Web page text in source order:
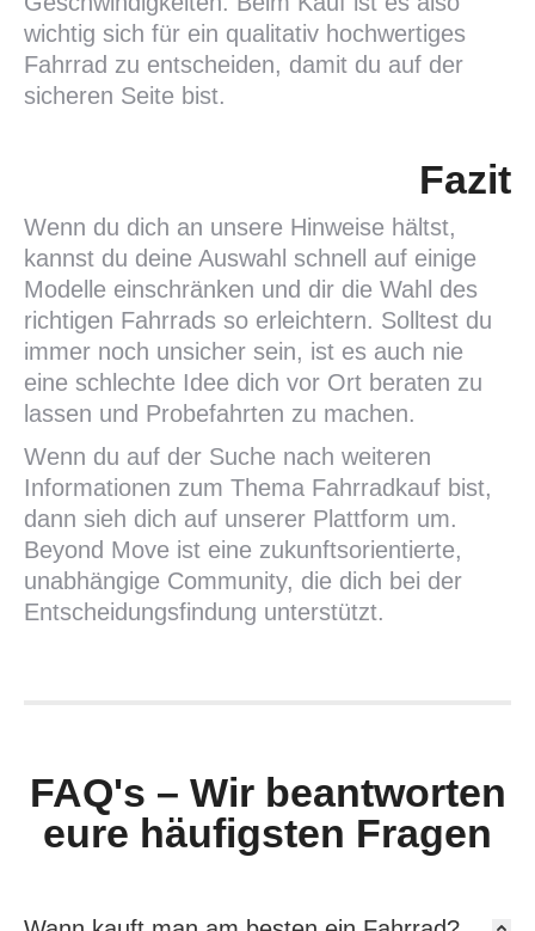
wichtig sich für ein qualitativ hochwertiges
Fahrrad zu entscheiden, damit du auf der
sicheren Seite bist.
Fazit
Wenn du dich an unsere Hinweise hältst,
kannst du deine Auswahl schnell auf einige
Modelle einschränken und dir die Wahl des
richtigen Fahrrads so erleichtern. Solltest du
immer noch unsicher sein, ist es auch nie
eine schlechte Idee dich vor Ort beraten zu
lassen und Probefahrten zu machen.
Wenn du auf der Suche nach weiteren
Informationen zum Thema Fahrradkauf bist,
dann sieh dich auf unserer Plattform um.
Beyond Move ist eine zukunftsorientierte,
unabhängige Community, die dich bei der
Entscheidungsfindung unterstützt.
FAQ's – Wir beantworten
eure häufigsten Fragen